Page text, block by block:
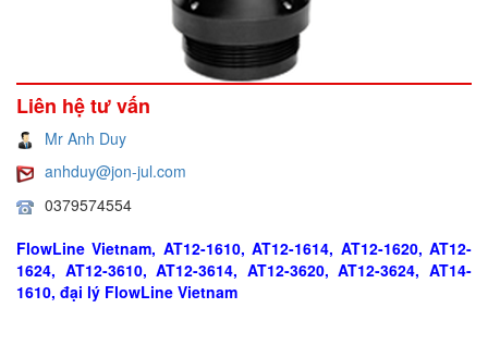
Liên hệ tư vấn
Mr Anh Duy
anhduy@jon-jul.com
0379574554
FlowLine Vietnam, AT12-1610, AT12-1614, AT12-1620, AT12-
1624, AT12-3610, AT12-3614, AT12-3620, AT12-3624, AT14-
1610, đại lý FlowLine Vietnam